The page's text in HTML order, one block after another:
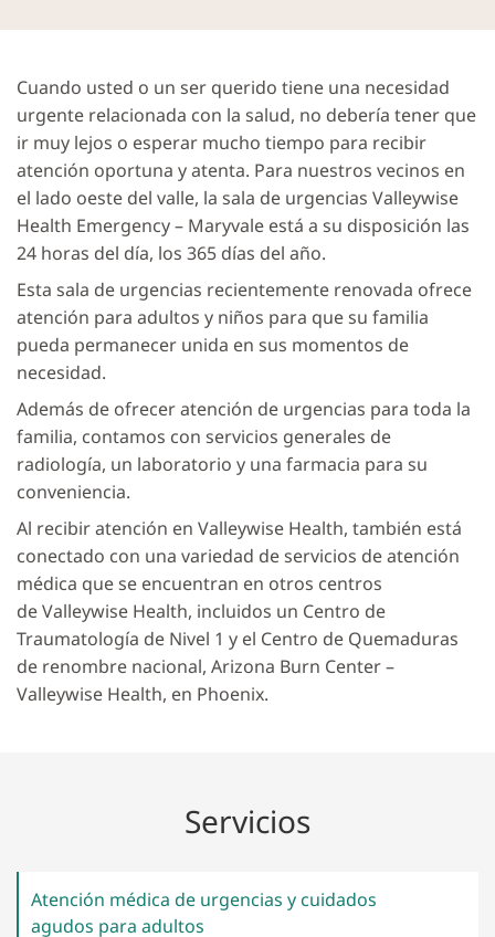
Cuando usted o un ser querido tiene una necesidad
urgente relacionada con la salud, no debería tener que
ir muy lejos o esperar mucho tiempo para recibir
atención oportuna y atenta. Para nuestros vecinos en
el lado oeste del valle, la sala de urgencias Valleywise
Health Emergency – Maryvale está a su disposición las
24 horas del día, los 365 días del año.
Esta sala de urgencias recientemente renovada ofrece
atención para adultos y niños para que su familia
pueda permanecer unida en sus momentos de
necesidad.
Además de ofrecer atención de urgencias para toda la
familia, contamos con servicios generales de
radiología, un laboratorio y una farmacia para su
conveniencia.
Al recibir atención en Valleywise Health, también está
conectado con una variedad de servicios de atención
médica que se encuentran en otros centros
de Valleywise Health, incluidos un Centro de
Traumatología de Nivel 1 y el Centro de Quemaduras
de renombre nacional, Arizona Burn Center –
Valleywise Health, en Phoenix.
Servicios
Atención médica de urgencias y cuidados
agudos para adultos